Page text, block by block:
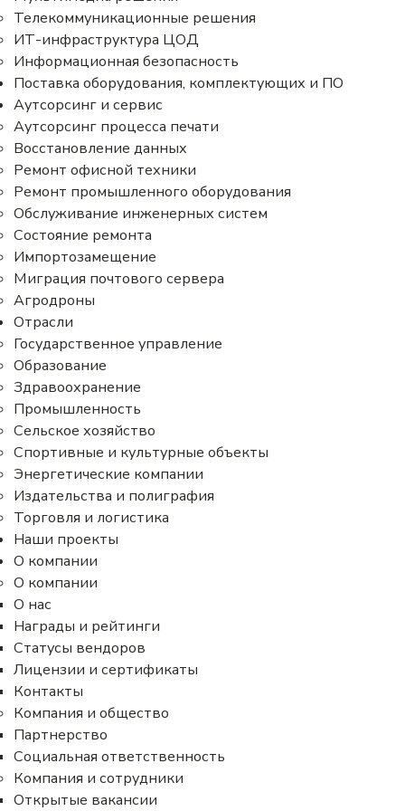
Телекоммуникационные решения
ИТ-инфраструктура ЦОД
Информационная безопасность
Поставка оборудования, комплектующих и ПО
Аутсорсинг и сервис
Аутсорсинг процесса печати
Восстановление данных
Ремонт офисной техники
Ремонт промышленного оборудования
Обслуживание инженерных систем
Состояние ремонта
Импортозамещение
Миграция почтового сервера
Агродроны
Отрасли
Государственное управление
Образование
Здравоохранение
Промышленность
Сельское хозяйство
Спортивные и культурные объекты
Энергетические компании
Издательства и полиграфия
Торговля и логистика
Наши проекты
О компании
О компании
О нас
Награды и рейтинги
Статусы вендоров
Лицензии и сертификаты
Контакты
Компания и общество
Партнерство
Социальная ответственность
Компания и сотрудники
Открытые вакансии